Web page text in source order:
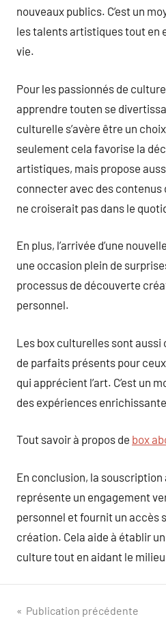
nouveaux publics. C’est un
les talents artistiques tout en
vie.
Pour les passionnés de
apprendre touten se
culturelle s’avère être un
seulement cela favorise la
artistiques, mais propose
connecter avec des contenus
ne croiserait pas dans le
En plus, l’arrivée d’une
une occasion plein de
processus de découverte
personnel.
Les box culturelles sont
de parfaits présents pour
qui apprécient l’art. C’est un
des expériences
Tout savoir à propos de box
En conclusion, la
représente un engagement
personnel et fournit un accès
création. Cela aide à établir
culture tout en aidant le
Navigation
Publication précédente